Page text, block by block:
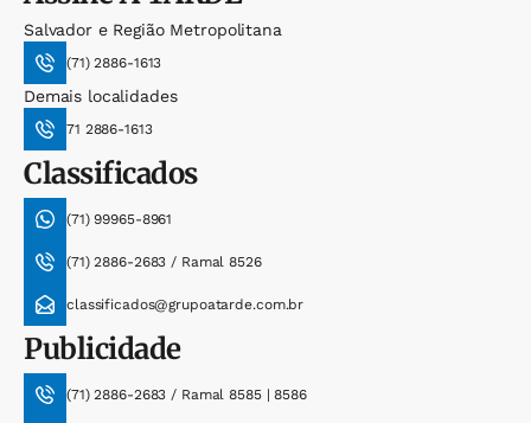
Salvador e Região Metropolitana
(71) 2886-1613
Demais localidades
71 2886-1613
Classificados
(71) 99965-8961
(71) 2886-2683 / Ramal 8526
classificados@grupoatarde.com.br
Publicidade
(71) 2886-2683 / Ramal 8585 | 8586